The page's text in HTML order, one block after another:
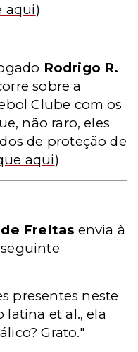
aqui)
Rodrigo R.
sobre a
Clube com os
não raro, eles
de proteção de
aqui)
Freitas envia à
presentes neste
latina et al., ela
Grato."